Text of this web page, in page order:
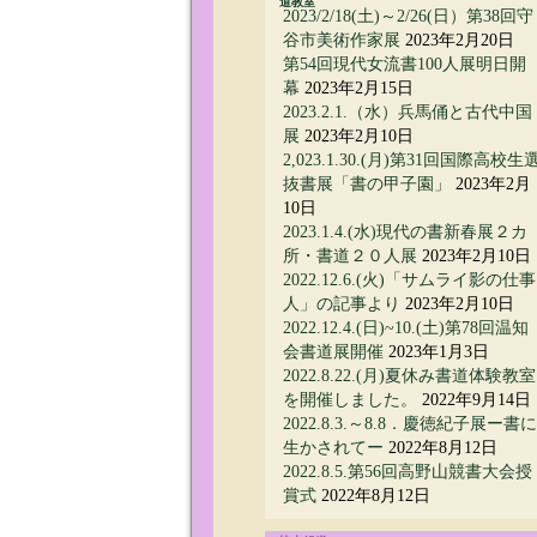
2023/2/18(土)～2/26(日）第38回守
谷市美術作家展 2023年2月20日
第54回現代女流書100人展明日開
幕 2023年2月15日
2023.2.1.（水）兵馬俑と古代中国
展 2023年2月10日
2,023.1.30.(月)第31回国際高校生
抜書展「書の甲子園」
2023年2月
10日
2023.1.4.(水)現代の書新春展２カ
所・書道２０人展 2023年2月10日
2022.12.6.(火)「サムライ影の仕事
人」の記事より 2023年2月10日
2022.12.4.(日)~10.(土)第78回温知
会書道展開催 2023年1月3日
2022.8.22.(月)夏休み書道体験教室
を開催しました。
2022年9月14日
2022.8.3.～8.8．慶徳紀子展ー書に
生かされてー 2022年8月12日
2022.8.5.第56回高野山競書大会授
賞式 2022年8月12日